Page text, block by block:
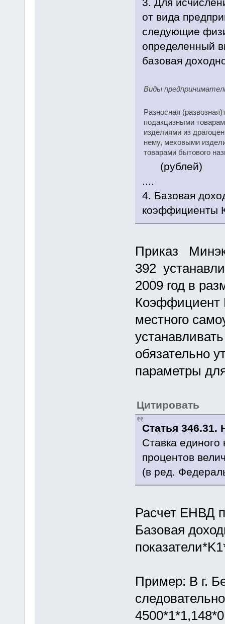
3. Для
от вида
следующие
определенный
базовая
Виды
Разносная
подакцизными
изделиями из
нему, меховыми
товарами бытового
(рублей)
....
4. Базовая
коэффициенты
Приказ
392
2009 год в
Коэффициент
местного
обязательно
параметры
Цитировать
Статья 346.31.
Ставка единого
процентов
(в ред.
Расчет ЕНВД
Базовая
Пример: В г.